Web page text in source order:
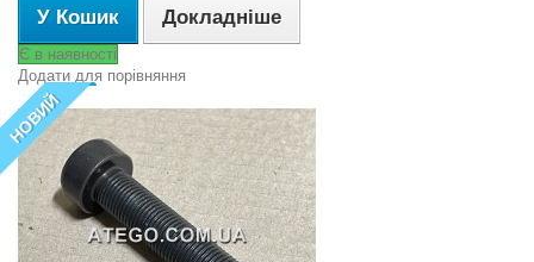
У Кошик Докладніше
Є в наявності
Додати для порівняння
НОВИЙ